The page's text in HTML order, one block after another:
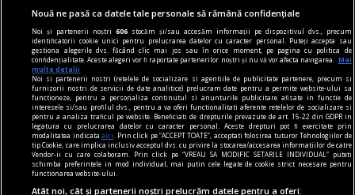
regimul artelor şi muniţiilor
Victor Brauner – Paladienii și lumea invizibilului
Reprezentările Paladistei sînt prefigurări
fantastice în care contururile corpului feminin
sugerează grafia literelor unui alfabet „erotic“
care trimite la libertatea de expresie a scrierilor
Marchizului de Sade.
Mihaela PETROV
Nouă ne pasă ca datele tale personale să rămână confidențiale
Noi și partenerii noștri606 stocăm și/sau accesăm informații pe dispozitivul dvs., precum
identificatorii cookie unici pentru prelucrarea datelor cu caracter personal. Puteți accepta sau
gestiona alegerile dvs. făcând clic mai jos sau în orice moment, pe pagina cu politica de
confidențialitate. Aceste alegeri vor fi raportate partenerilor noștri și nu vă vor afecta navigarea.
Mai
multe detalii
Noi si partenerii nostri (retelele de socializare si agentiile de publicitate partenere, precum si
furnizorii nostri de servicii de date analitice) prelucram date pentru a permite website-ului sa
functioneze, pentru a personaliza continutul si anunturile publicitare afisate in functie de
interesele si/sau profilul dvs., pentru a va oferi functionalitati aferente retelelor de socializare si
pentru a analiza traficul pe website. Beneficiati de drepturile prevazute de art. 15-22 din GDPR in
legatura cu prelucrarea datelor cu caracter personal. Aceste drepturi pot fi exercitate prin
modalitatea indicataaici
. Prin click pe “ACCEPT TOATE”, acceptati folosirea tuturor Tehnologiilor de
tip Cookie, care implica inclusiv acceptul dvs. cu privire la stocarea/accesarea informatiilor de catre
Vendor-ii cu care colaboram. Prin click pe “VREAU SA MODIFIC SETARILE INDIVIDUAL” puteti
schimba preferintele in mod individual, mai putin cele legate de cookie strict necesare pentru
functionarea website-ului.
Atât noi, cât și partenerii noștri prelucrăm datele pentru a oferi: